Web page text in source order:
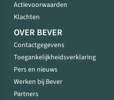
Actievoorwaarden
Klachten
OVER BEVER
Contactgegevens
Toegankelijkheidsverklaring
Pers en nieuws
Werken bij Bever
Partners